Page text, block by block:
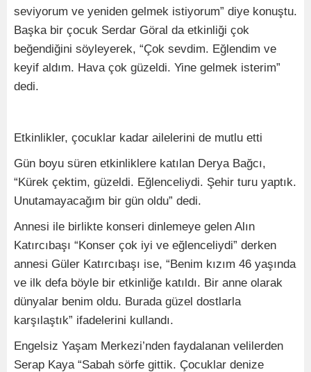
seviyorum ve yeniden gelmek istiyorum” diye konuştu.
Başka bir çocuk Serdar Göral da etkinliği çok
beğendiğini söyleyerek, “Çok sevdim. Eğlendim ve
keyif aldım. Hava çok güzeldi. Yine gelmek isterim”
dedi.
Etkinlikler, çocuklar kadar ailelerini de mutlu etti
Gün boyu süren etkinliklere katılan Derya Bağcı,
“Kürek çektim, güzeldi. Eğlenceliydi. Şehir turu yaptık.
Unutamayacağım bir gün oldu” dedi.
Annesi ile birlikte konseri dinlemeye gelen Alın
Katırcıbaşı “Konser çok iyi ve eğlenceliydi” derken
annesi Güler Katırcıbaşı ise, “Benim kızım 46 yaşında
ve ilk defa böyle bir etkinliğe katıldı. Bir anne olarak
dünyalar benim oldu. Burada güzel dostlarla
karşılaştık” ifadelerini kullandı.
Engelsiz Yaşam Merkezi’nden faydalanan velilerden
Serap Kaya “Sabah sörfe gittik. Çocuklar denize